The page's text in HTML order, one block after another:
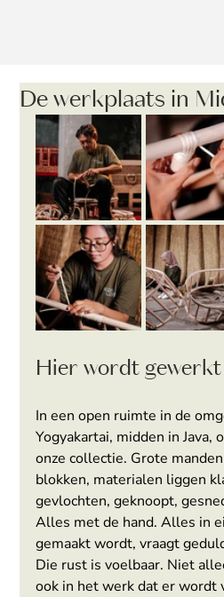
De werkplaats in
Hier wordt
In een open ruimte in de
Yogyakartai, midden in Java,
onze collectie. Grote
blokken, materialen liggen
gevlochten, geknoopt,
Alles met de hand. Alles in
gemaakt wordt, vraagt
Die rust is voelbaar. Niet
ook in het werk dat er wordt